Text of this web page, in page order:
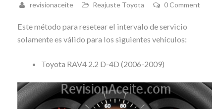
revisionaceite Reajuste Toyota 0 Comment
Este método para resetear el intervalo de servicio
solamente es válido para los siguientes vehículos:
Toyota RAV4 2.2 D-4D (2006-2009)